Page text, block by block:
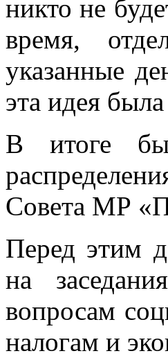
никто не
время,
указанные
эта идея
В итоге
Совета МР
Перед этим
на
вопросам
налогам и